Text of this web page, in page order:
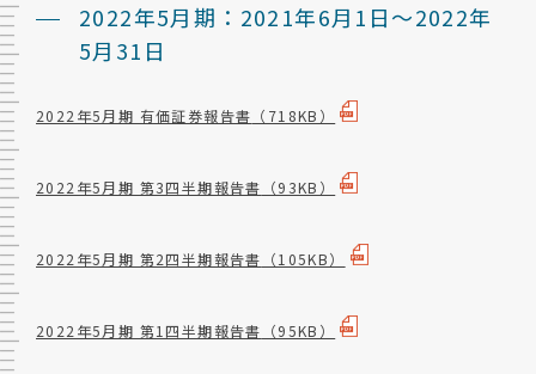
2022年5月期：2021年6月1日～2022年
5月31日
2022年5月期 有価証券報告書 （718KB）
2022年5月期 第3四半期報告書 （93KB）
2022年5月期 第2四半期報告書 （105KB）
2022年5月期 第1四半期報告書 （95KB）